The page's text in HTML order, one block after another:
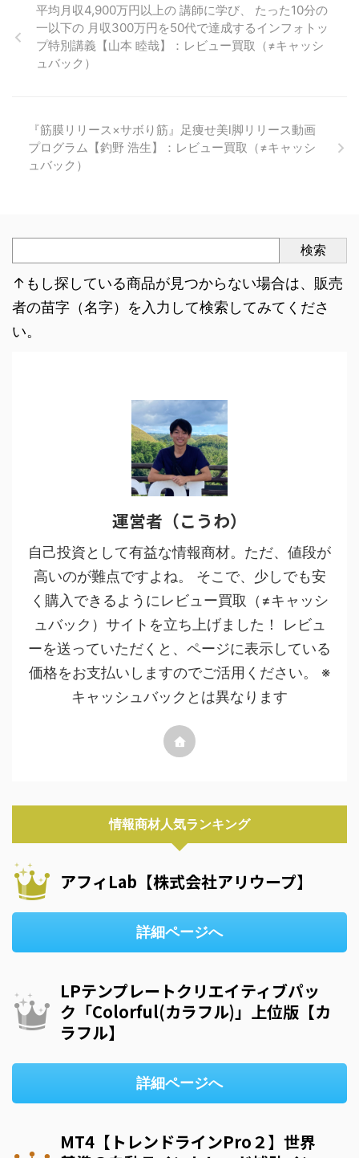
平均月収4,900万円以上の 講師に学び、 たった10分の
一以下の 月収300万円を50代で達成するインフォトッ
プ特別講義【山本 睦哉】：レビュー買取（≠キャッシ
ュバック）
『筋膜リリース×サボり筋』足痩せ美l脚リリース動画
プログラム【釣野 浩生】：レビュー買取（≠キャッシ
ュバック）
検索
↑もし探している商品が見つからない場合は、販売
者の苗字（名字）を入力して検索してみてくださ
い。
運営者（こうわ）
自己投資として有益な情報商材。ただ、値段が
高いのが難点ですよね。 そこで、少しでも安
く購入できるようにレビュー買取（≠キャッシ
ュバック）サイトを立ち上げました！ レビュ
ーを送っていただくと、ページに表示している
価格をお支払いしますのでご活用ください。 ※
キャッシュバックとは異なります
情報商材人気ランキング
アフィLab【株式会社アリウープ】
詳細ページへ
LPテンプレートクリエイティブパッ
ク「Colorful(カラフル)」上位版【カ
ラフル】
詳細ページへ
MT4【トレンドラインPro２】世界